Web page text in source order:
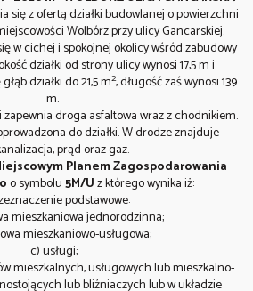
się z ofertą działki budowlanej o powierzchni
Wolbórz przy ulicy Gancarskiej.
w cichej i spokojnej okolicy wśród zabudowy
działki od strony ulicy wynosi 17,5 m i
działki do 21,5 m2, długość zaś wynosi 139
m.
droga asfaltowa wraz z chodnikiem.
do działki. W drodze znajduje
prąd oraz gaz.
Planem Zagospodarowania
o symbolu5M/Uz którego wynika iż:
podstawowe:
mieszkaniowa jednorodzinna;
mieszkaniowo-usługowa;
c) usługi;
mieszkalnych, usługowych lub mieszkalno-
lub bliźniaczych lub w układzie